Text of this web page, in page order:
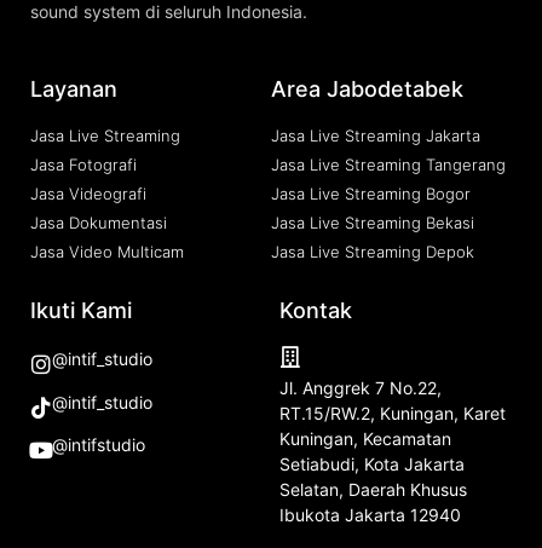
sound system di seluruh Indonesia.
Layanan
Jasa Live Streaming
Jasa Fotografi
Jasa Videografi
Jasa Dokumentasi
Jasa Video Multicam
Area Jabodetabek
Jasa Live Streaming Jakarta
Jasa Live Streaming Tangerang
Jasa Live Streaming Bogor
Jasa Live Streaming Bekasi
Jasa Live Streaming Depok
Ikuti Kami
@intif_studio
@intif_studio
@intifstudio
Kontak
Jl. Anggrek 7 No.22,
RT.15/RW.2, Kuningan, Karet
Kuningan, Kecamatan
Setiabudi, Kota Jakarta
Selatan, Daerah Khusus
Ibukota Jakarta 12940